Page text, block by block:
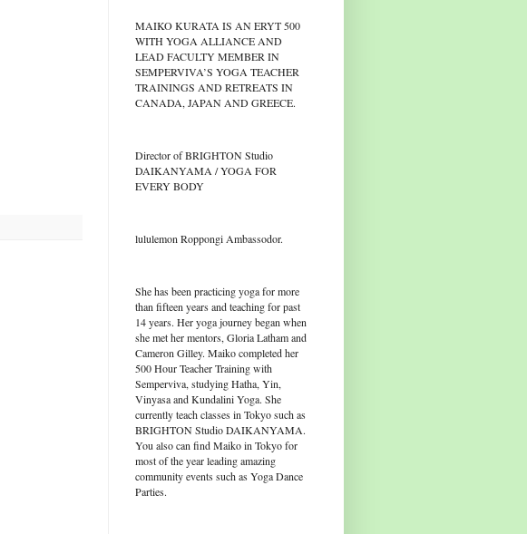
MAIKO KURATA IS AN ERYT 500
WITH YOGA ALLIANCE AND
LEAD FACULTY MEMBER IN
SEMPERVIVA’S YOGA TEACHER
TRAININGS AND RETREATS IN
CANADA, JAPAN AND GREECE.
Director of BRIGHTON Studio
DAIKANYAMA / YOGA FOR
EVERY BODY
lululemon Roppongi Ambassodor.
She has been practicing yoga for more
than fifteen years and teaching for past
14 years. Her yoga journey began when
she met her mentors, Gloria Latham and
Cameron Gilley. Maiko completed her
500 Hour Teacher Training with
Semperviva, studying Hatha, Yin,
Vinyasa and Kundalini Yoga. She
currently teach classes in Tokyo such as
BRIGHTON Studio DAIKANYAMA.
You also can find Maiko in Tokyo for
most of the year leading amazing
community events such as Yoga Dance
Parties.